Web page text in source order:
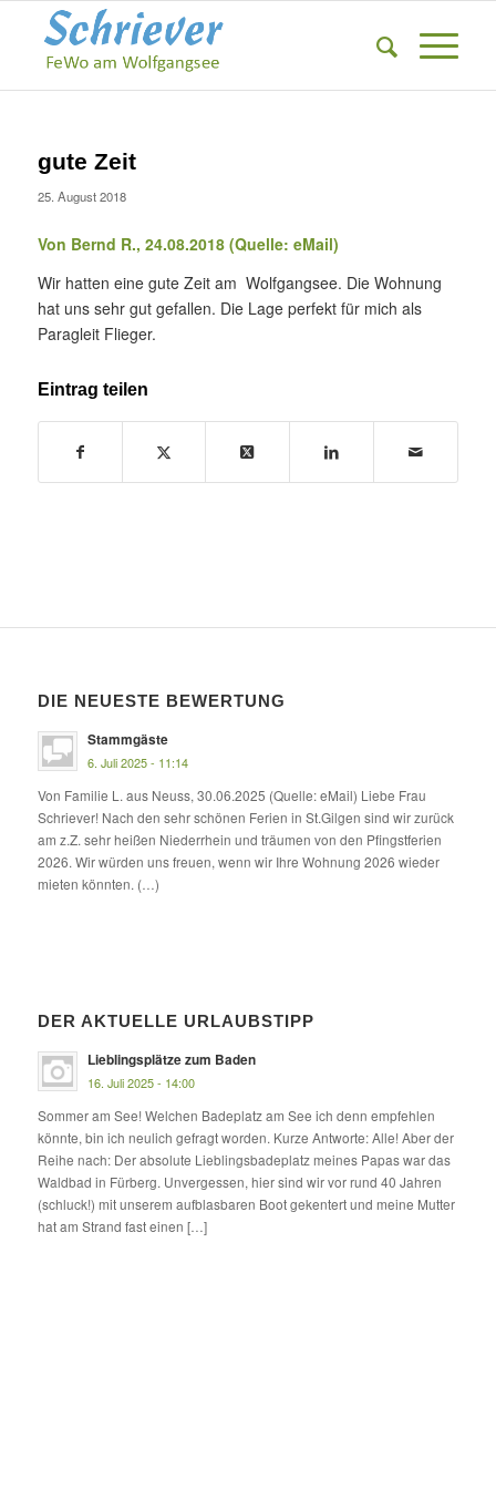
gute Zeit
25. August 2018
Von Bernd R., 24.08.2018 (Quelle: eMail)
Wir hatten eine gute Zeit am Wolfgangsee. Die Wohnung
hat uns sehr gut gefallen. Die Lage perfekt für mich als
Paragleit Flieger.
Eintrag teilen
DIE NEUESTE BEWERTUNG
Stammgäste
6. Juli 2025 - 11:14
Von Familie L. aus Neuss, 30.06.2025 (Quelle: eMail) Liebe Frau
Schriever! Nach den sehr schönen Ferien in St.Gilgen sind wir zurück
am z.Z. sehr heißen Niederrhein und träumen von den Pfingstferien
2026. Wir würden uns freuen, wenn wir Ihre Wohnung 2026 wieder
mieten könnten. (…)
DER AKTUELLE URLAUBSTIPP
Lieblingsplätze zum Baden
16. Juli 2025 - 14:00
Sommer am See! Welchen Badeplatz am See ich denn empfehlen
könnte, bin ich neulich gefragt worden. Kurze Antworte: Alle! Aber der
Reihe nach: Der absolute Lieblingsbadeplatz meines Papas war das
Waldbad in Fürberg. Unvergessen, hier sind wir vor rund 40 Jahren
(schluck!) mit unserem aufblasbaren Boot gekentert und meine Mutter
hat am Strand fast einen […]